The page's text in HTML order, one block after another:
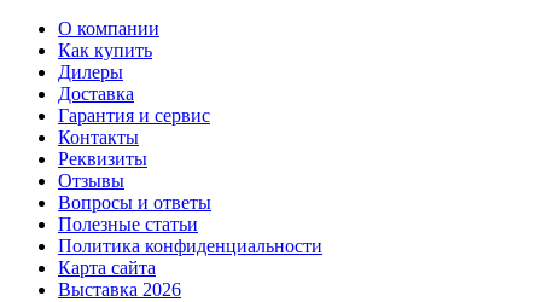
О компании
Как купить
Дилеры
Доставка
Гарантия и сервис
Контакты
Реквизиты
Отзывы
Вопросы и ответы
Полезные статьи
Политика конфиденциальности
Карта сайта
Выставка 2026